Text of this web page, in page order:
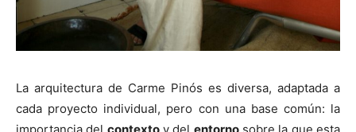
La arquitectura de Carme Pinós es diversa, adaptada a
cada proyecto individual, pero con una base común: la